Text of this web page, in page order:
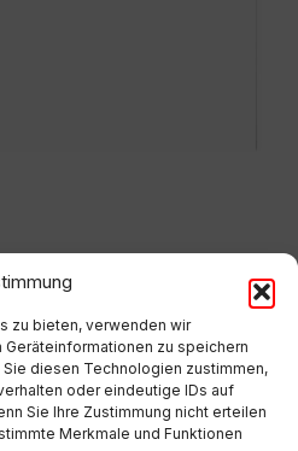
zu bieten, verwenden wir
zu speichern
diesen Technologien zustimmen,
oder eindeutige IDs auf
Sie Ihre Zustimmung nicht erteilen
Merkmale und Funktionen
Extern